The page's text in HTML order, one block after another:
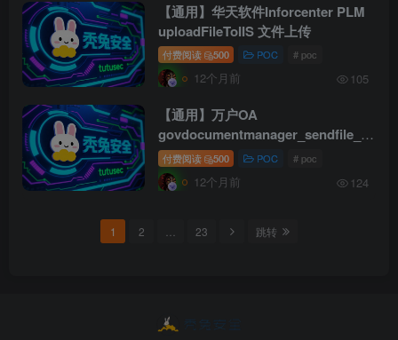
【通用】华天软件Inforcenter PLM
uploadFileToIIS 文件上传
付费阅读 500 POC # poc
12个月前 105
【通用】万户OA
govdocumentmanager_sendfile_gd
sqli
付费阅读 500 POC # poc
12个月前 124
1 2 23 跳转